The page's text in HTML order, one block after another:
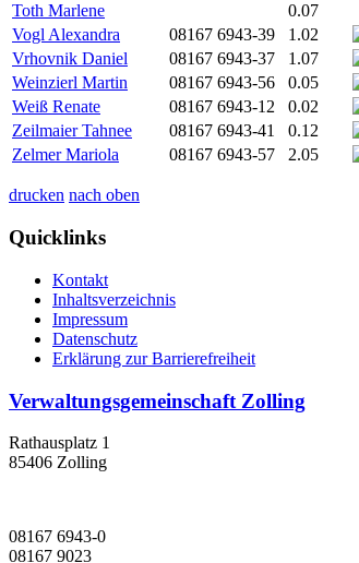
Toth Marlene
0.07
Vogl Alexandra
08167 6943-39 1.02
Vrhovnik Daniel
08167 6943-37 1.07
Weinzierl Martin
08167 6943-56 0.05
Weiß Renate
08167 6943-12 0.02
Zeilmaier Tahnee
08167 6943-41 0.12
Zelmer Mariola
08167 6943-57 2.05
drucken nach oben
Quicklinks
Kontakt
Inhaltsverzeichnis
Impressum
Datenschutz
Erklärung zur Barrierefreiheit
Verwaltungsgemeinschaft Zolling
Rathausplatz 1
85406 Zolling
08167 6943-0
08167 9023